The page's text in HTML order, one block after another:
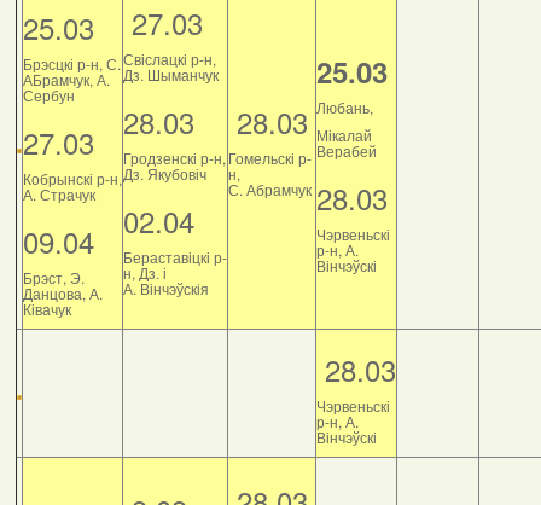
25.03
Брэсцкі р-н, С.
АБрамчук, А.
Сербун
27.03
Кобрынскі р-н,
А. Страчук
09.04
Брэст, Э.
Данцова, А.
Ківачук
27.03
Свіслацкі р-н,
Дз. Шыманчук
28.03
Гродзенскі р-н,
Дз. Якубовіч
02.04
Бераставіцкі р-
н, Дз. і
А. Вінчэўскія
28.03
Гомельскі р-
н,
С. Абрамчук
25.03
Любань,
Мікалай
Верабей
28.03
Чэрвеньскі
р-н, А.
Вінчэўскі
28.03
Чэрвеньскі
р-н, А.
Вінчэўскі